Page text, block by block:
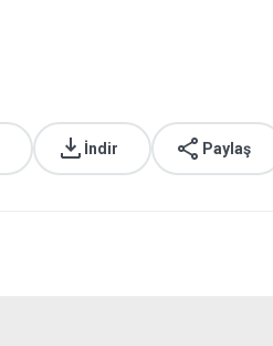
İndir Paylaş